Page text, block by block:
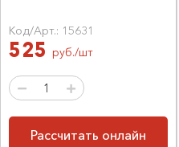
Код/Арт.: 15631
525 руб./шт
Рассчитать онлайн